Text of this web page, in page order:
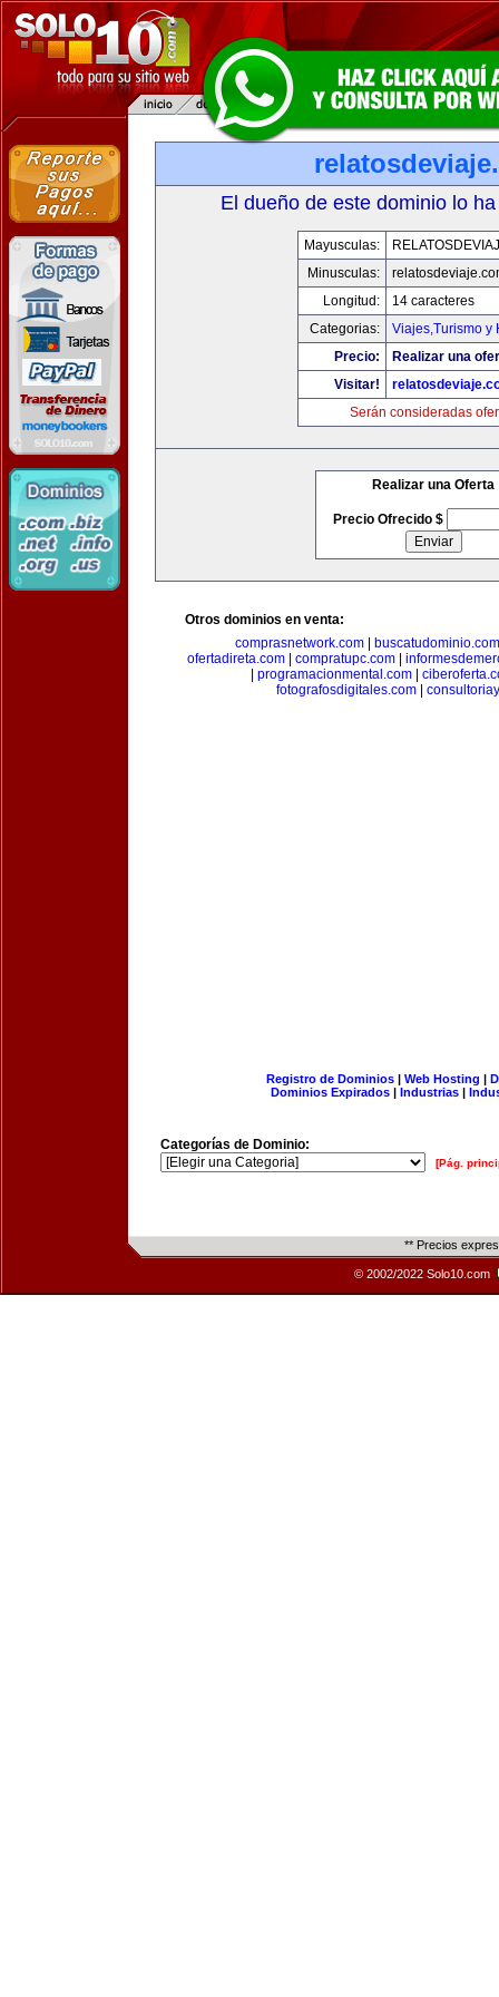
El dueño de este dominio lo
Mayusculas:
Minusculas:
Longitud:
14 caracteres
Categorias:
Viajes,Turismo y
Precio:
Realizar una
Visitar!
Serán consideradas
Realizar una Oferta
Precio Ofrecido $
Otros dominios en venta:
comprasnetwork.com
buscatudominio.com
ofertadireta.com| compratupc.com|
programacionmental.com|
fotografosdigitales.com|
Registro de Dominios| Web Hosting |
Dominios Expirados | Industrias |
Categorías de Dominio:
[Pág.
** Precios
© 2002/2022 Solo10.com